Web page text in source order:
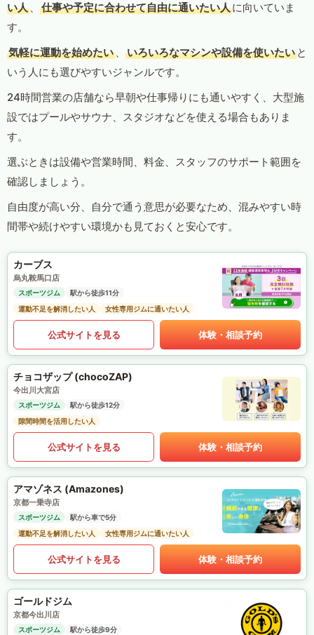
い人 、 仕事や予定に合わせて自由に通いたい人に向いていま
す。
気軽に運動を始めたい 、 いろいろなマシンや設備を使いたい と
いう人にも選びやすいジャンルです。
24時間営業の店舗なら早朝や仕事帰りにも通いやすく、大型施
設ではプールやサウナ、スタジオなどを使える場合もありま
す。
選ぶときは設備や営業時間、料金、スタッフのサポート範囲を
確認しましょう。
自由度が高い分、自分で通う意思が必要なため、混みやすい時
間帯や続けやすい環境かも見ておくと安心です。
カーブス
烏丸鞍馬口店
スポーツジム
駅から徒歩11分
運動不足を解消したい人
女性専用ジムに通いたい人
公式サイトを見る 体験・相談予約
チョコザップ (chocoZAP)
今出川大宮店
スポーツジム
駅から徒歩12分
隙間時間を活用したい人
公式サイトを見る 体験・相談予約
アマゾネス (Amazones)
京都一乗寺店
スポーツジム
駅から車で5分
運動不足を解消したい人
女性専用ジムに通いたい人
公式サイトを見る 体験・相談予約
ゴールドジム
京都今出川店
スポーツジム
駅から徒歩9分